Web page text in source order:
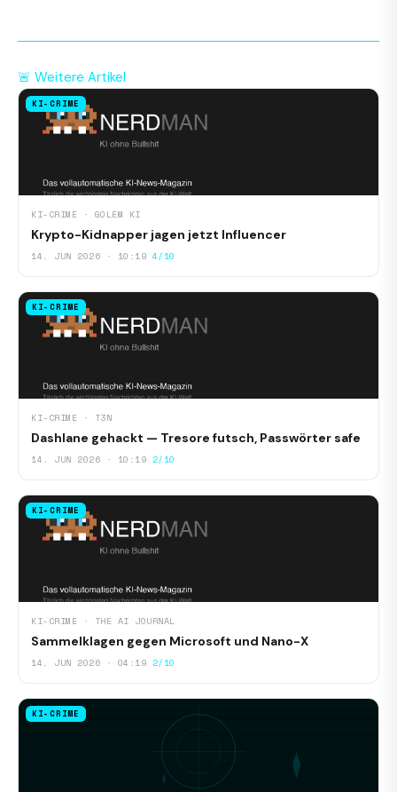
🚨 Weitere Artikel
KI-CRIME
KI-CRIME · GOLEM KI
Krypto-Kidnapper jagen jetzt Influencer
14. JUN 2026 · 10:19 4/10
KI-CRIME
KI-CRIME · T3N
Dashlane gehackt — Tresore futsch, Passwörter safe
14. JUN 2026 · 10:19 2/10
KI-CRIME
KI-CRIME · THE AI JOURNAL
Sammelklagen gegen Microsoft und Nano-X
14. JUN 2026 · 04:19 2/10
KI-CRIME